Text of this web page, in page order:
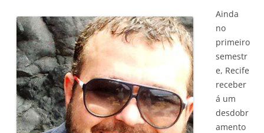
Ainda
no
primeiro
semestr
e, Recife
receber
á um
desdobr
amento